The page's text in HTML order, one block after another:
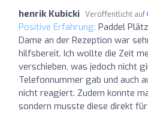
henrik Kubicki Veröffentlicht auf
Positive Erfahrung: Paddel
Dame an der Rezeption war
hilfsbereit. Ich wollte die Zeit
verschieben, was jedoch nicht
Telefonnummer gab und auch
nicht reagiert. Zudem konnte
sondern musste diese direkt